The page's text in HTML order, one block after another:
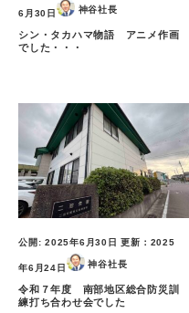
6月30日 神谷社長
シン・タカハマ物語 アニメ作画
でした・・・
公開: 2025年6月30日 更新： 2025
年6月24日 神谷社長
令和７年度 南部地区総合防災訓
練打ち合わせ会でした